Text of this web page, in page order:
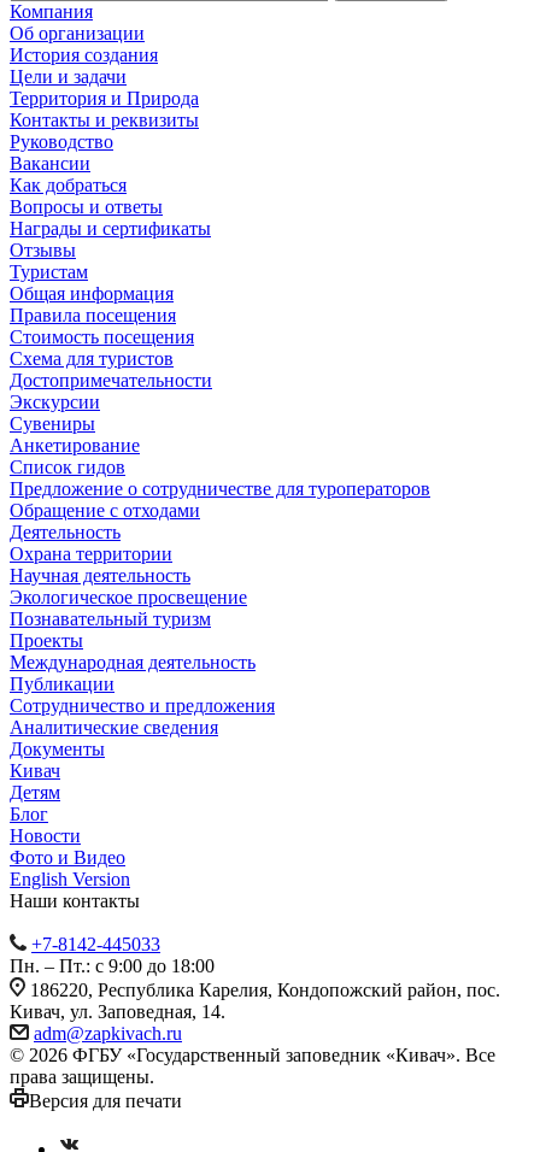
Компания
Об организации
История создания
Цели и задачи
Территория и Природа
Контакты и реквизиты
Руководство
Вакансии
Как добраться
Вопросы и ответы
Награды и сертификаты
Отзывы
Туристам
Общая информация
Правила посещения
Стоимость посещения
Схема для туристов
Достопримечательности
Экскурсии
Сувениры
Анкетирование
Список гидов
Предложение о сотрудничестве для туроператоров
Обращение с отходами
Деятельность
Охрана территории
Научная деятельность
Экологическое просвещение
Познавательный туризм
Проекты
Международная деятельность
Публикации
Сотрудничество и предложения
Аналитические сведения
Документы
Кивач
Детям
Блог
Новости
Фото и Видео
English Version
Наши контакты
+7-8142-445033
Пн. – Пт.: с 9:00 до 18:00
186220, Республика Карелия, Кондопожский район, пос.
Кивач, ул. Заповедная, 14.
adm@zapkivach.ru
© 2026 ФГБУ «Государственный заповедник «Кивач». Все
права защищены.
Версия для печати